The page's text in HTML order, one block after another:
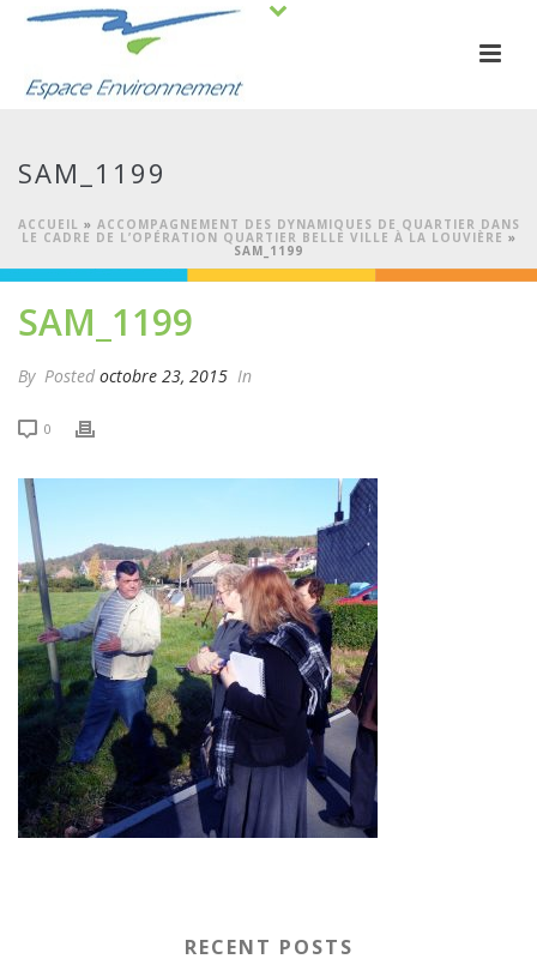
SAM_1199
ACCUEIL » ACCOMPAGNEMENT DES DYNAMIQUES DE QUARTIER DANS
LE CADRE DE L’OPÉRATION QUARTIER BELLE VILLE À LA LOUVIÈRE »
SAM_1199
SAM_1199
By Posted octobre 23, 2015 In
0
RECENT POSTS